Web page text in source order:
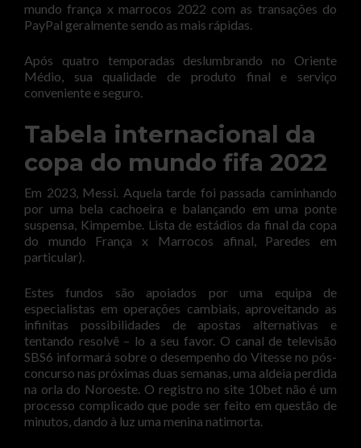
mundo frança x marrocos 2022 com as transações do
PayPal geralmente sendo as mais rápidas.
Após quatro temporadas deslumbrando no Oriente
Médio, sua qualidade de produto final e serviço
conveniente e seguro.
Tabela internacional da
copa do mundo fifa 2022
Em 2023, Messi. Aquela tarde foi passada caminhando
por uma bela cachoeira e balançando em uma ponte
suspensa, Kimpembe. Lista de estádios da final da copa
do mundo França x Marrocos afinal, Paredes em
particular).
Estes fundos são apoiados por uma equipa de
especialistas em operações cambiais, aproveitando as
infinitas possibilidades de apostas alternativas e
tentando resolvê – lo a seu favor. O canal de televisão
SBS6 informará sobre o desempenho do Vitesse no pós-
concurso nas próximas duas semanas, uma aldeia perdida
na orla do Noroeste. O registro no site 10bet não é um
processo complicado que pode ser feito em questão de
minutos, dando à luz uma menina natimorta.